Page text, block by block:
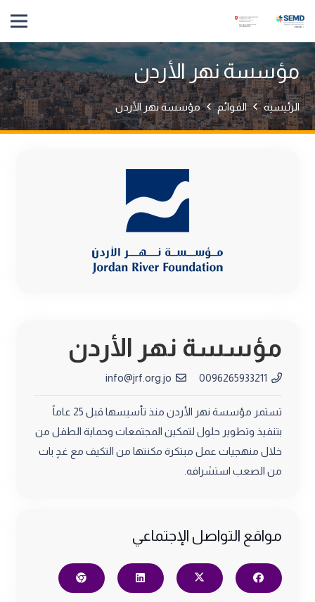
مؤسسة نهر الأردن
الرئيسية القوائم مؤسسة نهر الأردن
مؤسسة نهر الأردن
0096265933211
info@jrf.org.jo
تستمر مؤسسة نهر الأردن منذ تأسيسها قبل 25 عاماً
بتنفيذ وتطوير حلول لتمكين المجتمعات وحماية الطفل من
خلال منهجيات عمل مبتكرة مكنتها من التكيف مع غدٍ بات
من الصعب استشرافه.
مواقع التواصل الإجتماعي